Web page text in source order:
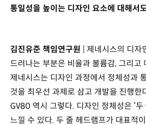
통일성을 높이는 디자인 요소에 대해서
김진유준 책임연구원
| 제네시스의 디자
드러나는 부분은 비율과 볼륨감, 그리고
제네시스는 디자인 과정에서 정체성과
것을 최우선 과제로 삼고 개발을 진행한
GV80 역시 그렇다. 디자인 정체성은 ‘
느낄 수 있다. 두 줄 헤드램프가 대표적